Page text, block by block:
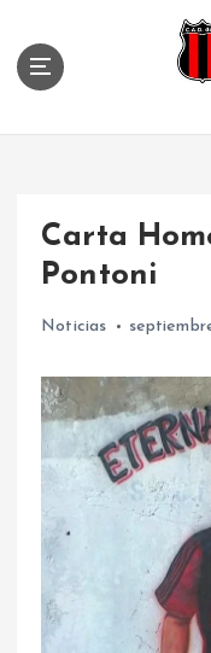
Carta
Pontoni
Noticias